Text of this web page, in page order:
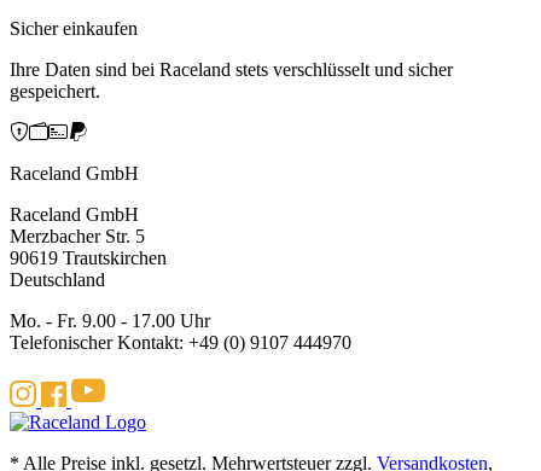
Sicher einkaufen
Ihre Daten sind bei Raceland stets verschlüsselt und sicher
gespeichert.
Raceland GmbH
Raceland GmbH
Merzbacher Str. 5
90619 Trautskirchen
Deutschland
Mo. - Fr. 9.00 - 17.00 Uhr
Telefonischer Kontakt: +49 (0) 9107 444970
* Alle Preise inkl. gesetzl. Mehrwertsteuer zzgl. Versandkosten,